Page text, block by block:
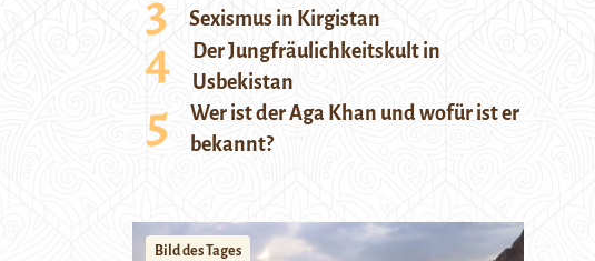
Sexismus in Kirgistan
Der Jungfräulichkeitskult in
Usbekistan
Wer ist der Aga Khan und wofür ist er
bekannt?
Bild des Tages